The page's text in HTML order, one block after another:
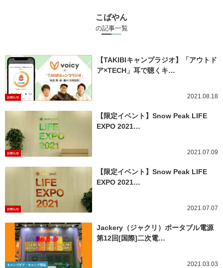
こばやん
の記事一覧
お知らせ
【TAKIBIキャンプラジオ】「アウトド
ア×TECH」耳で聴くキ…
2021.08.18
お知らせ
【限定イベント】Snow Peak LIFE
EXPO 2021…
2021.07.09
お知らせ
【限定イベント】Snow Peak LIFE
EXPO 2021…
2021.07.07
キャンプギア・キャンプ用品
Jackery（ジャクリ）ポータブル電源
第12回[国際]二次電…
2021.03.03